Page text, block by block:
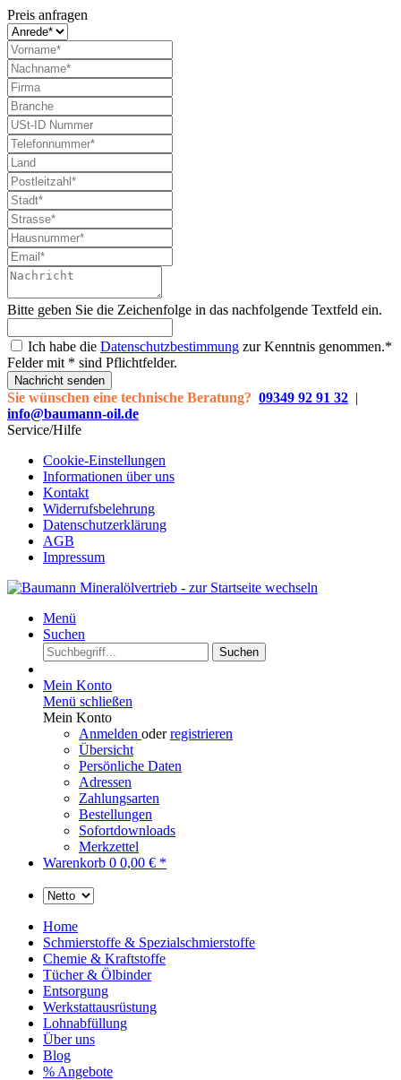
Preis anfragen
Bitte geben Sie die Zeichenfolge in das nachfolgende Textfeld ein.
Ich habe die Datenschutzbestimmung zur Kenntnis genommen.*
Felder mit * sind Pflichtfelder.
Nachricht senden
Sie wünschen eine technische Beratung? 09349 92 91 32 |
info@baumann-oil.de
Service/Hilfe
Cookie-Einstellungen
Informationen über uns
Kontakt
Widerrufsbelehrung
Datenschutzerklärung
AGB
Impressum
Menü
Suchen
Suchen
Mein Konto
Menü schließen
Mein Konto
Anmelden oderregistrieren
Übersicht
Persönliche Daten
Adressen
Zahlungsarten
Bestellungen
Sofortdownloads
Merkzettel
Warenkorb 0 0,00 € *
Home
Schmierstoffe & Spezialschmierstoffe
Chemie & Kraftstoffe
Tücher & Ölbinder
Entsorgung
Werkstattausrüstung
Lohnabfüllung
Über uns
Blog
% Angebote